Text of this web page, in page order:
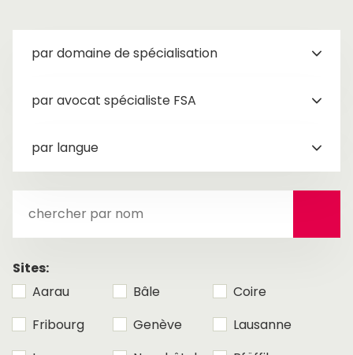
par domaine de spécialisation
par avocat spécialiste FSA
par langue
Sites:
Aarau
Bâle
Coire
Fribourg
Genève
Lausanne